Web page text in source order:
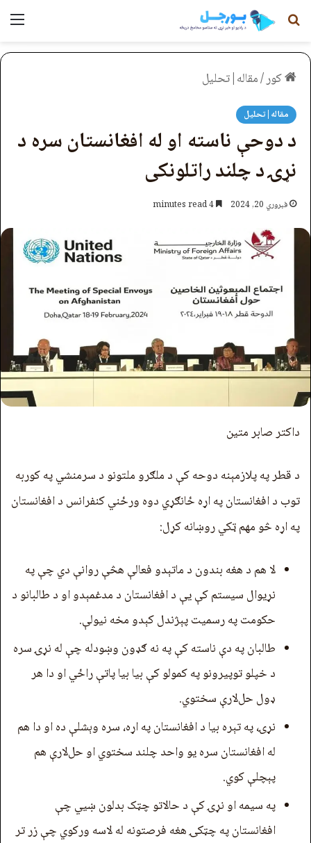
لټون
کور/مقاله|تحلیل
مقاله|تحلیل
د دوحې ناسته او له افغانستان سره د
نړۍ د چلند راتلونکی
فبروري 20, 2024
داکتر صابر متین
د قطر په پلازمېنه دوحه کې د ملګرو ملتونو د سرمنشي په کوربه
توب د افغانستان په اړه ځانګړي دوه ورځني کنفرانس د افغانستان
په اړه څو مهم ټکي روښانه کړل:
لا هم د هغه بندون د ماتېدو فعالې هڅې روانې دي چې په
نړیوال سیستم کې يې د افغانستان د مدغمېدو او د طالبانو د
حکومت په رسمیت پېژندل کېدو مخه نیولې.
طالبان په دې ناسته کې په نه ګډون وښودله چې له نړۍ سره
د خپلو توپیرونو په کمولو کې بیا بیا پاتې راځي او دا هر
ډول حل‌لارې سختوي.
نړۍ، په تېره بیا د افغانستان په اړه، سره وېشلې ده او دا هم
له افغانستان سره یو واحد چلند سختوي او حل‌لارې هم
پېچلې کوي.
په سیمه او نړۍ کې د حالاتو چټک بدلون ښيي چې
افغانستان په چټکۍ هغه فرصتونه له لاسه ورکوي چې زر تر